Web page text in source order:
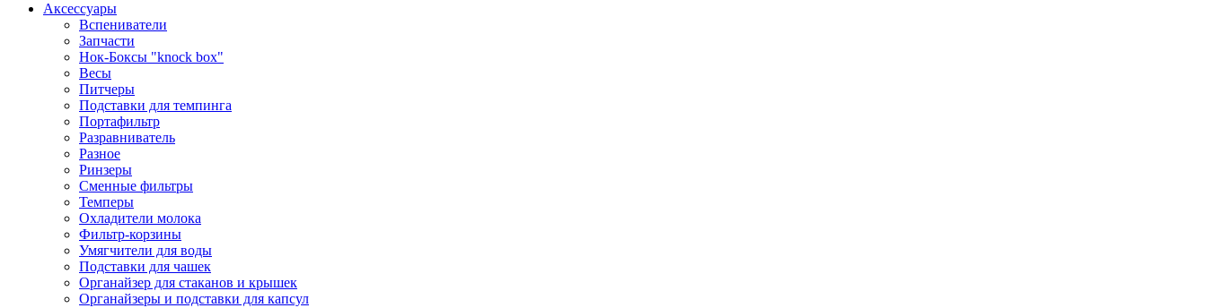
Аксессуары
Вспениватели
Запчасти
Нок-Боксы "knock box"
Весы
Питчеры
Подставки для темпинга
Портафильтр
Разравниватель
Разное
Ринзеры
Сменные фильтры
Темперы
Охладители молока
Фильтр-корзины
Умягчители для воды
Подставки для чашек
Органайзер для стаканов и крышек
Органайзеры и подставки для капсул